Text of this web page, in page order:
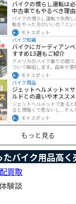
バイクの慣らし運転は
中古車でもやるべき理
バイクの慣らし運転で失敗
転をやった方がいいの？と
メーカ推奨の方法まで具体
古車でもやった方がいいの
ともまとめたので、これか
人は参考にしてください。
モトスポット
バイク知識
バイクにガーディアン
すすめ13選もご紹介
アメリカのバイク乗りの間
ついて解説します。由来や
いいオススメのガーディア
のお守りとしてだけでなく
ので、気になっている人は参
モトスポット
バイク用品
ジェットヘルメット×
ルドとの違いやオスス
ジェットヘルメットで走る
ると夜暗くて危ないし...そ
グラスです！サングラスな
時だけ使えます。バイクを
しても使えるおしゃれアイテ
モトスポット
もっと見る
バイク用品高く
買取
験談